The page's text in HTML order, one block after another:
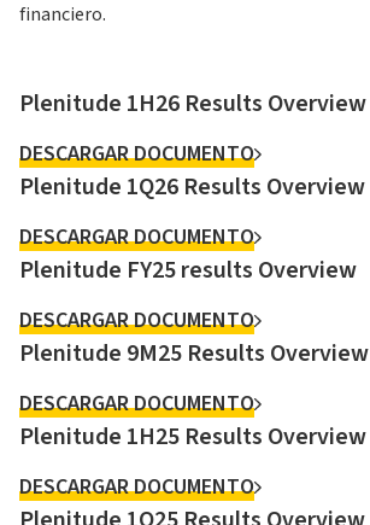
financiero.
Plenitude 1H26 Results Overview
DESCARGAR DOCUMENTO
Plenitude 1Q26 Results Overview
DESCARGAR DOCUMENTO
Plenitude FY25 results Overview
DESCARGAR DOCUMENTO
Plenitude 9M25 Results Overview
DESCARGAR DOCUMENTO
Plenitude 1H25 Results Overview
DESCARGAR DOCUMENTO